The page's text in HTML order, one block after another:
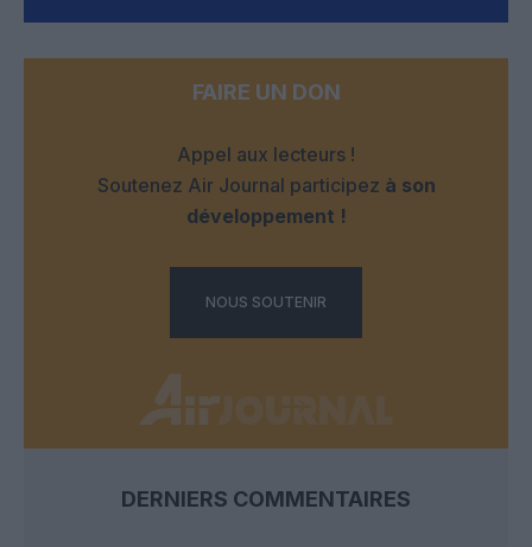
FAIRE UN DON
Appel aux lecteurs !
Soutenez Air Journal participez à son
développement !
NOUS SOUTENIR
DERNIERS COMMENTAIRES